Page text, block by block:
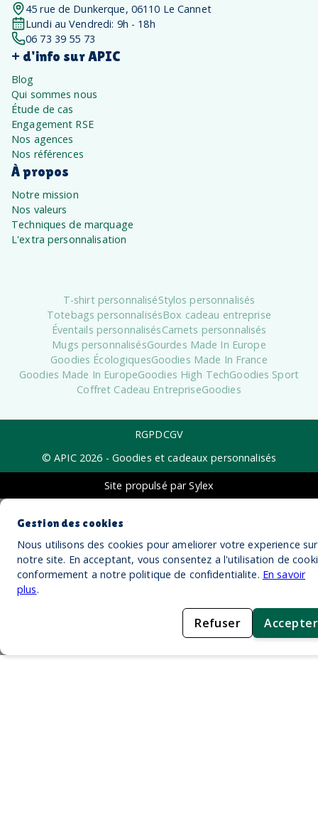
45 rue de Dunkerque, 06110 Le Cannet
Lundi au Vendredi: 9h - 18h
06 73 39 55 73
+ d'info sur APIC
Blog
Qui sommes nous
Étude de cas
Engagement RSE
Nos agences
Nos références
À propos
Notre mission
Nos valeurs
Techniques de marquage
L'extra personnalisation
T-shirt personnaliséStylos personnalisés
Totebags personnalisésBox cadeau entreprise
Éventails personnalisésCarnets personnalisés
Mugs personnalisésGourdes Made In Europe
Goodies ÉcologiquesGoodies Made In France
Goodies Made In EuropeGoodies High TechGoodies Sport
Coffret Cadeau EntrepriseGoodies
RGPDCGV
© APIC 2026 - Goodies et cadeaux personnalisés
Site propulsé par Sylex
Gestion des cookies
Nous utilisons des cookies pour ameliorer votre experience sur
notre site. En acceptant, vous consentez a l'utilisation de
conformement a notre politique de confidentialite. En savoir
plus.
Refuser Accepter